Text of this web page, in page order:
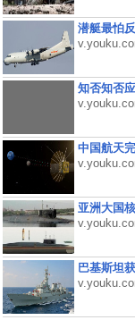
潜艇最怕
知否知否
中国航天
亚洲大国
巴基斯坦